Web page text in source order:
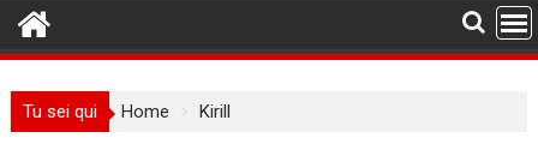
Tu sei qui Home Kirill